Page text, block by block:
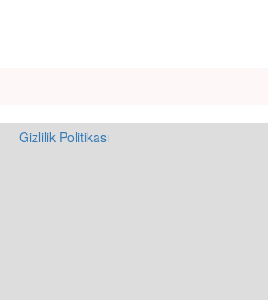
Gizlilik Politikası